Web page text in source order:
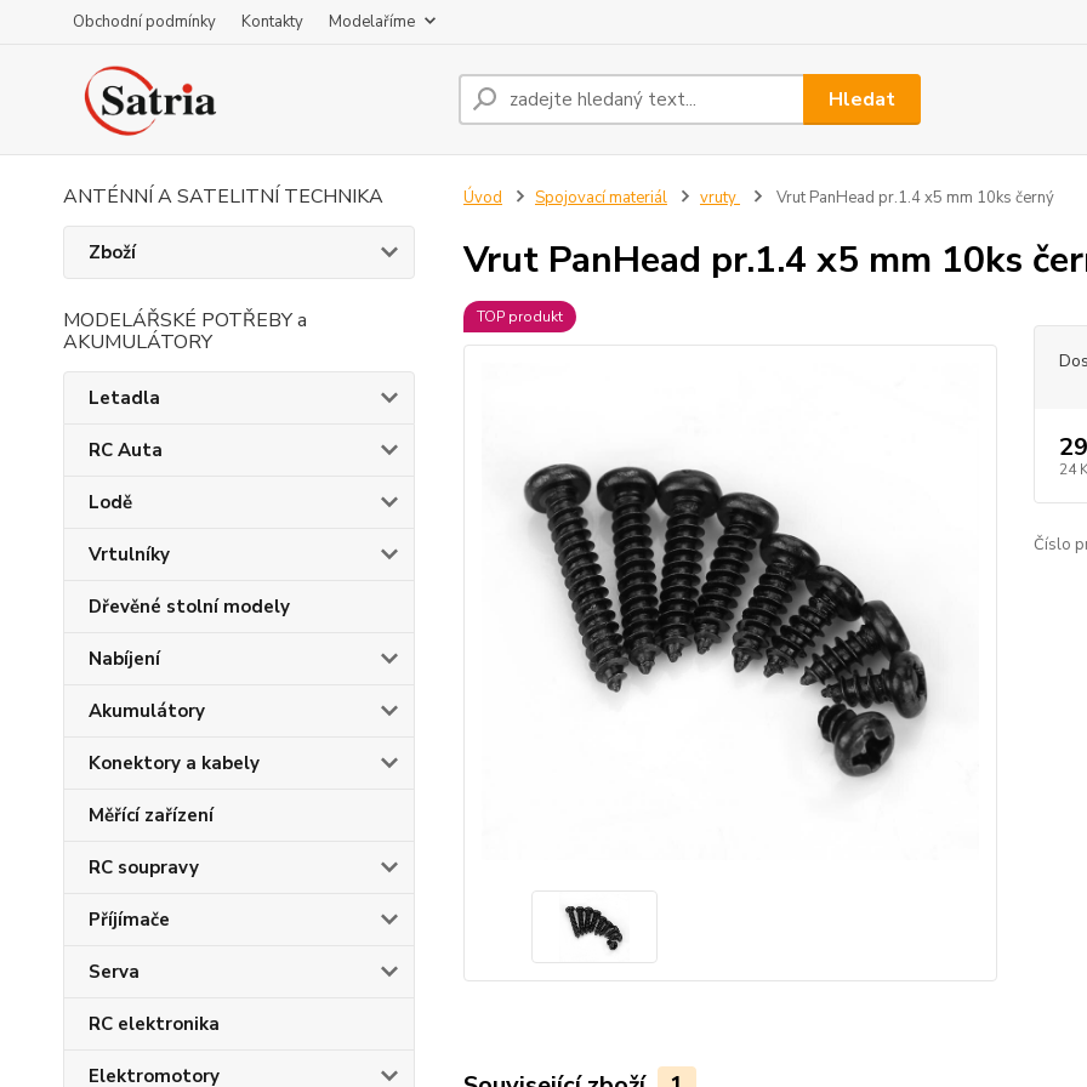
Obchodní podmínky Kontakty Modelaříme
Hledat
ANTÉNNÍ A SATELITNÍ TECHNIKA
Zboží
MODELÁŘSKÉ POTŘEBY a
AKUMULÁTORY
Letadla
RC Auta
Lodě
Vrtulníky
Dřevěné stolní modely
Nabíjení
Akumulátory
Konektory a kabely
Měřící zařízení
RC soupravy
Příjímače
Serva
RC elektronika
Elektromotory
Úvod Spojovací materiál vruty Vrut PanHead pr.1.4 x5 mm 10ks černý
Vrut PanHead pr.1.4 x5 mm 10ks
TOP produkt
24
Číslo